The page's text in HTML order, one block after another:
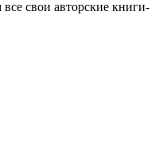
свои авторские книги-